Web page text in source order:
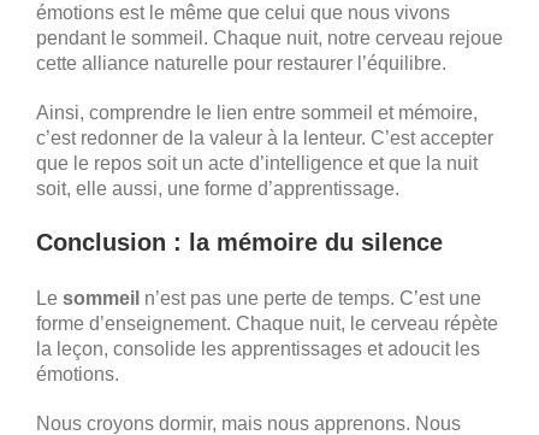
émotions est le même que celui que nous vivons
pendant le sommeil. Chaque nuit, notre cerveau rejoue
cette alliance naturelle pour restaurer l’équilibre.
Ainsi, comprendre le lien entre sommeil et mémoire,
c’est redonner de la valeur à la lenteur. C’est accepter
que le repos soit un acte d’intelligence et que la nuit
soit, elle aussi, une forme d’apprentissage.
Conclusion : la mémoire du silence
Le sommeil n’est pas une perte de temps. C’est une
forme d’enseignement. Chaque nuit, le cerveau répète
la leçon, consolide les apprentissages et adoucit les
émotions.
Nous croyons dormir, mais nous apprenons. Nous